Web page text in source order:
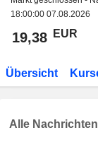
18:00:00 07.08.2026
19,38 EUR
Übersicht
Alle Nachrichten